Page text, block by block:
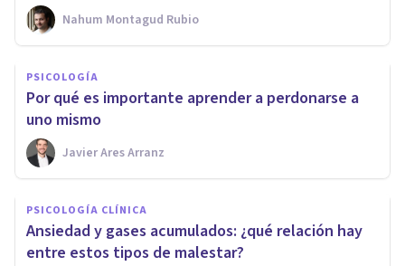
Nahum Montagud Rubio
PSICOLOGÍA
Por qué es importante aprender a perdonarse a
uno mismo
Javier Ares Arranz
PSICOLOGÍA CLÍNICA
Ansiedad y gases acumulados: ¿qué relación hay
entre estos tipos de malestar?